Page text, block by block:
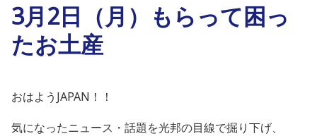
3月2日（月）もらって困っ
たお土産
おはようJAPAN！！
気になったニュース・話題を光邦の目線で掘り下げ、